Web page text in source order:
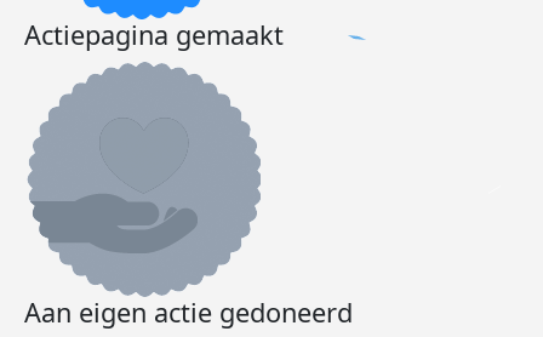
Actiepagina gemaakt
Aan eigen actie gedoneerd